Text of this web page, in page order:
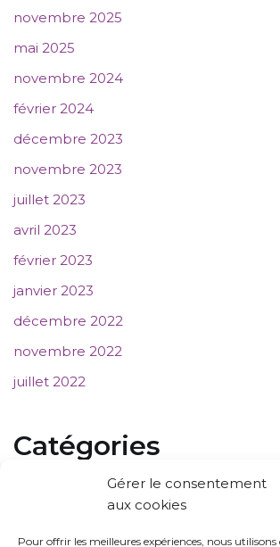
Gérer le consentement
aux cookies
Pour offrir les meilleures expériences, nous utilisons
novembre 2025
mai 2025
novembre 2024
février 2024
décembre 2023
novembre 2023
juillet 2023
avril 2023
février 2023
janvier 2023
décembre 2022
novembre 2022
juillet 2022
Catégories
Communiqué de presse